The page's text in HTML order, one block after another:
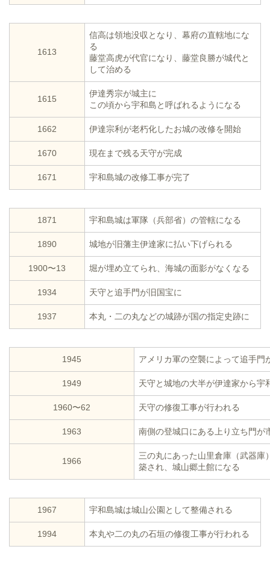
1613
信高は領地没収となり、幕府の直轄地にな
る
藤堂高虎が代官になり、藤堂良勝が城代と
して治める
1615
伊達秀宗が城主に
この頃から宇和島と呼ばれるようになる
1662 伊達宗利が老朽化したお城の改修を開始
1670 現在まで残る天守が完成
1671 宇和島城の改修工事が完了
1871 宇和島城は軍隊（兵部省）の管轄になる
1890 城地が旧藩主伊達家に払い下げられる
1900〜13 堀が埋め立てられ、海城の面影がなくなる
1934 天守と追手門が旧国宝に
1937 本丸・二の丸などの城跡が国の指定史跡に
1945 アメリカ軍の空襲によって追手門
1949 天守と城地の大半が伊達家から宇
1960〜62 天守の修復工事が行われる
1963 南側の登城口にある上り立ち門が
1966
三の丸にあった山里倉庫（武器庫
築され、城山郷土館になる
1967 宇和島城は城山公園として整備される
1994 本丸や二の丸の石垣の修復工事が行われる